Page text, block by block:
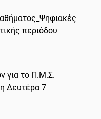
περιόδου
για το Π.Μ.Σ.
Δευτέρα 7